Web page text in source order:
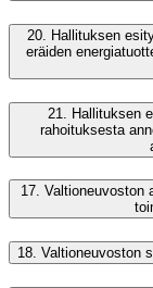
20.
Hallituksen
eräiden
21.
Hallituksen
rahoituksesta
17. Valtioneuvoston
18. Valtioneuvoston